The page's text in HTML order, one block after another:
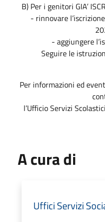
B) Per i genitori GIA’
- rinnovare
- aggiungere
Seguire le
Per informazioni ed
l’Ufficio Servizi
A cura di
Uffici Servizi